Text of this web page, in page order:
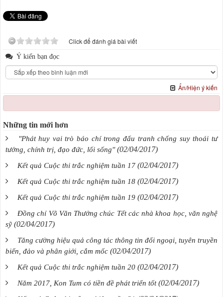
Click để đánh giá bài viết
Ý kiến bạn đọc
Ẩn/Hiện ý kiến
Những tin mới hơn
"Phát huy vai trò báo chí trong đấu tranh chống suy thoái tư
tưởng, chính trị, đạo đức, lối sống'' (02/04/2017)
Kết quả Cuộc thi trắc nghiệm tuần 17 (02/04/2017)
Kết quả Cuộc thi trắc nghiệm tuần 18 (02/04/2017)
Kết quả Cuộc thi trắc nghiệm tuần 19 (02/04/2017)
Đồng chí Võ Văn Thưởng chúc Tết các nhà khoa học, văn nghệ
sỹ (02/04/2017)
Tăng cường hiệu quả công tác thông tin đối ngoại, tuyên truyền
biển, đảo và phân giới, cắm mốc (02/04/2017)
Kết quả Cuộc thi trắc nghiệm tuần 20 (02/04/2017)
Năm 2017, Kon Tum có tiền đề phát triển tốt (02/04/2017)